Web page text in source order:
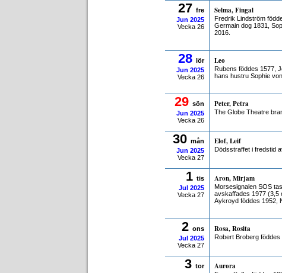
27 fre
Jun 2025
Vecka 26
Selma, Fingal
Fredrik Lindström
Germain dog 1831,
2016.
28 lör
Jun 2025
Vecka 26
Leo
Rubens föddes 1577,
hans hustru Sophie
29 sön
Jun 2025
Vecka 26
Peter, Petra
The Globe Theatre
30 mån
Jun 2025
Vecka 27
Elof, Leif
Dödsstraffet i fredstid
1 tis
Jul 2025
Vecka 27
Aron, Mirjam
Morsesignalen SOS
avskaffades 1977 (3,5
Aykroyd föddes 1952,
2 ons
Jul 2025
Vecka 27
Rosa, Rosita
Robert Broberg
3 tor
Aurora